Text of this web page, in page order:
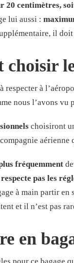
20 centimètres,
lui aussi :
il
choisir
respecter à
nous l’avons vu
choisiront
aérienne
fréquemment
pas les
à main partir
et il n’est pas
en
pour ce bagage